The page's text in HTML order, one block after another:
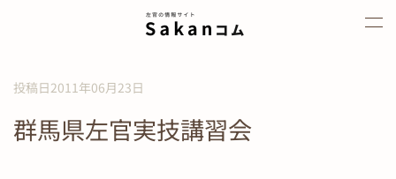
投稿日2011年06月23日
群馬県左官実技講習会